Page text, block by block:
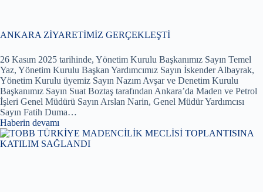
ANKARA ZİYARETİMİZ GERÇEKLEŞTİ
26 Kasım 2025 tarihinde, Yönetim Kurulu Başkanımız Sayın Temel
Yaz, Yönetim Kurulu Başkan Yardımcımız Sayın İskender Albayrak,
Yönetim Kurulu üyemiz Sayın Nazım Avşar ve Denetim Kurulu
Başkanımız Sayın Suat Boztaş tarafından Ankara’da Maden ve Petrol
İşleri Genel Müdürü Sayın Arslan Narin, Genel Müdür Yardımcısı
Sayın Fatih Duma…
Haberin devamı